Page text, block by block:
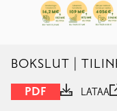
BOKSLUT |
PDF LATAA